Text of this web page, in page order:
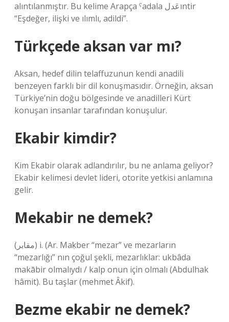
alıntılanmıştır. Bu kelime Arapça ˁadala عَدلıntir
“Eşdeğer, ilişki ve ılımlı, adildi”.
Türkçede aksan var mı?
Aksan, hedef dilin telaffuzunun kendi anadili
benzeyen farklı bir dil konuşmasıdır. Örneğin, aksan
Türkiye’nin doğu bölgesinde ve anadilleri Kürt
konuşan insanlar tarafından konuşulur.
Ekabir kimdir?
Kim Ekabir olarak adlandırılır, bu ne anlama geliyor?
Ekabir kelimesi devlet lideri, otorite yetkisi anlamına
gelir.
Mekabir ne demek?
(ﻣﻘﺎﺑﺮ) i. (Ar. Maḳber “mezar” ve mezarların
“mezarlığı” nın çoğul şekli, mezarlıklar: ukbâda
makābir olmalıydı / kalp onun için olmalı (Abdulhak
hâmit). Bu taşlar (mehmet Âkif).
Bezme ekabir ne demek?